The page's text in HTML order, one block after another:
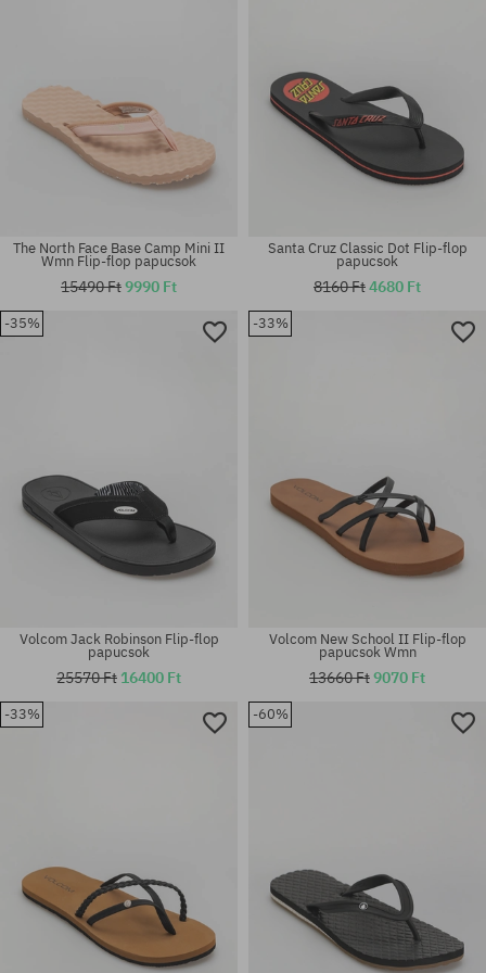
Elérhető méretek:
Elérhető méretek:
Elérhető méretek:
The North Face Base Camp Mini II
Wmn Flip-flop papucsok
15490 Ft9990 Ft
Elérhető méretek:
Santa Cruz Classic Dot Flip-flop
papucsok
8160 Ft4680 Ft
-35%
Volcom Jack Robinson Flip-flop
papucsok
25570 Ft 16400 Ft
-33%
Volcom New School II Flip-flop
papucsok Wmn
13660 Ft9070 Ft
-33% -60%